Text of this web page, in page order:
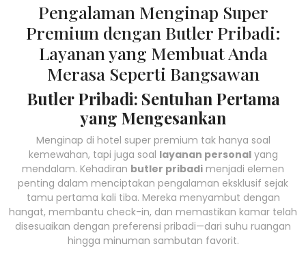
Pengalaman Menginap Super
Premium dengan Butler Pribadi:
Layanan yang Membuat Anda
Merasa Seperti Bangsawan
Butler Pribadi: Sentuhan Pertama
yang Mengesankan
Menginap di hotel super premium tak hanya soal
kemewahan, tapi juga soal layanan personalyang
mendalam. Kehadiran butler pribadi menjadi elemen
penting dalam menciptakan pengalaman eksklusif sejak
tamu pertama kali tiba. Mereka menyambut dengan
hangat, membantu check-in, dan memastikan kamar telah
disesuaikan dengan preferensi pribadi—dari suhu ruangan
hingga minuman sambutan favorit.